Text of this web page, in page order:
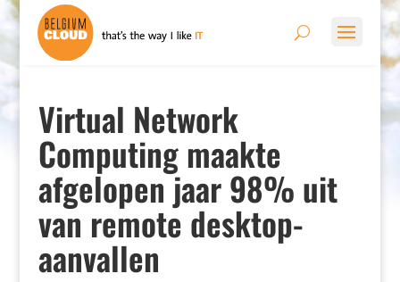
Virtual Network
Computing maakte
afgelopen jaar 98% uit
van remote desktop-
aanvallen